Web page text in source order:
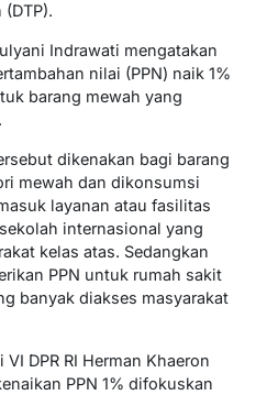
Indrawati mengatakan
nilai (PPN) naik 1%
barang mewah yang
dikenakan bagi barang
mewah dan dikonsumsi
layanan atau fasilitas
internasional yang
kelas atas. Sedangkan
PPN untuk rumah sakit
banyak diakses masyarakat
DPR RI Herman Khaeron
PPN 1% difokuskan